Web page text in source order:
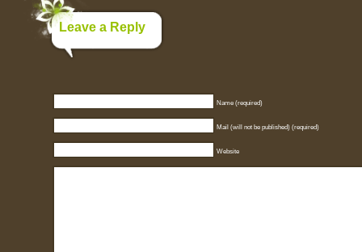
Leave a Reply
Name (required)
Mail (will not be published) (required)
Website